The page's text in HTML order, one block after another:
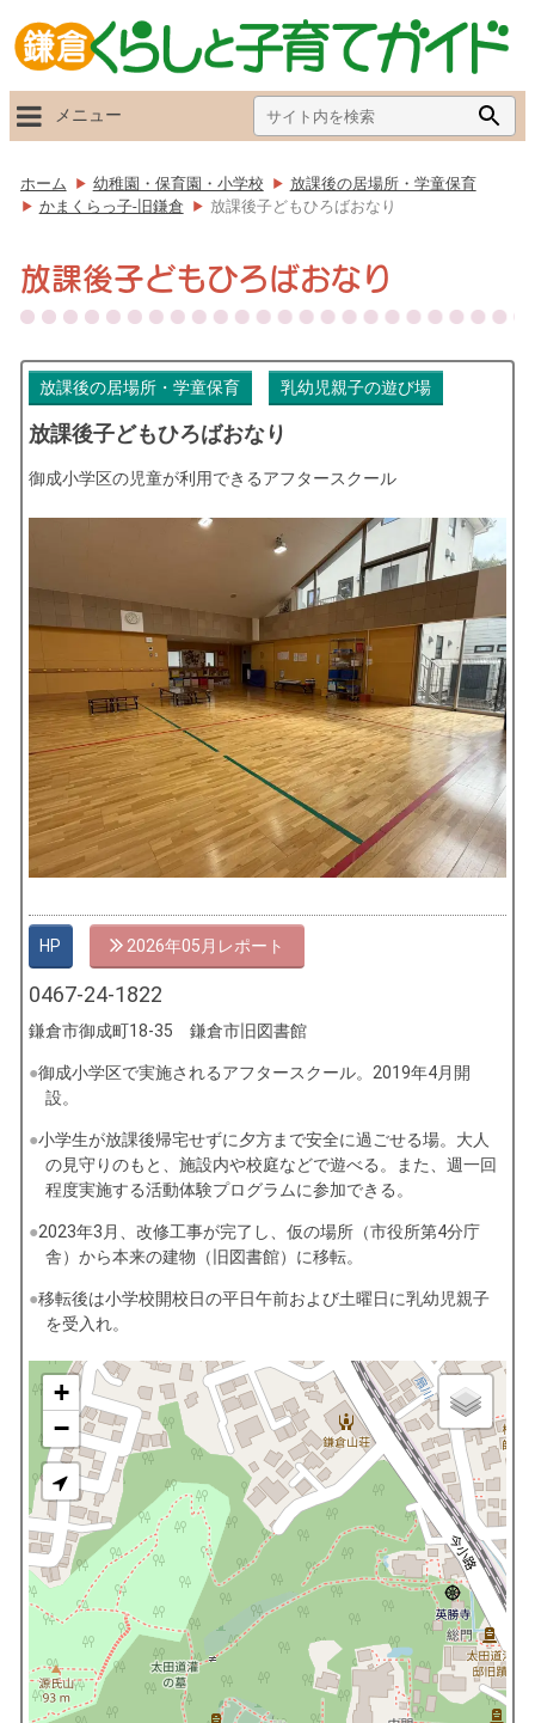
Search
for:
メニュー
ホーム 幼稚園・保育園・小学校
放課後の居場所・学童保育
かまくらっ子-旧鎌倉
放課後子どもひろばおなり
放課後子どもひろばおなり
放課後の居場所・学童保育 乳幼児親子の遊び場
放課後子どもひろばおなり
御成小学区の児童が利用できるアフタースクール
HP 2026年05月
0467-24-1822
鎌倉市御成町18-35 鎌倉市旧図書館
御成小学区で実施されるアフタースクール。2019年4月開
設。
小学生が放課後帰宅せずに夕方まで安全に過ごせる場。大人
の見守りのもと、施設内や校庭などで遊べる。また、週一回
程度実施する活動体験プログラムに参加できる。
2023年3月、改修工事が完了し、仮の場所（市役所第4分庁
舎）から本来の建物（旧図書館）に移転。
移転後は小学校開校日の平日午前および土曜日に乳幼児親子
を受入れ。
+
−